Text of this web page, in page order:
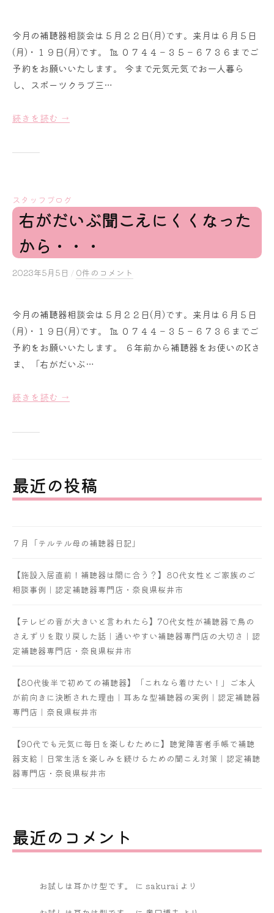
a
k
u
今月の補聴器相談会は５月２２日(月)です。来月は６月５日
(月)・１９日(月)です。 ℡ ０７４４－３５－６７３６までご
予約をお願いいたします。 今まで元気元気でお一人暮ら
し、スポーツクラブ三…
続きを読む →
スタッフブログ
右がだいぶ聞こえにくくなった
から・・・
2023年5月5日 b
a
k
u
r
/ 0件のコメント
今月の補聴器相談会は５月２２日(月)です。来月は６月５日
(月)・１９日(月)です。 ℡ ０７４４－３５－６７３６までご
予約をお願いいたします。 ６年前から補聴器をお使いのKさ
ま、「右がだいぶ…
続きを読む →
最近の投稿
７月「テルテル母の補聴器日記」
【施設入居直前！補聴器は間に合う？】80代女性とご家族のご
相談事例｜認定補聴器専門店・奈良県桜井市
【テレビの音が大きいと言われたら】70代女性が補聴器で鳥の
さえずりを取り戻した話｜通いやすい補聴器専門店の大切さ｜認
定補聴器専門店・奈良県桜井市
【80代後半で初めての補聴器】「これなら着けたい！」ご本人
が前向きに決断された理由｜耳あな型補聴器の実例｜認定補聴器
専門店｜奈良県桜井市
【90代でも元気に毎日を楽しむために】聴覚障害者手帳で補聴
器支給｜日常生活を楽しみを続けるための聞こえ対策｜認定補聴
器専門店・奈良県桜井市
最近のコメント
お試しは耳かけ型です。 に sakuraiより